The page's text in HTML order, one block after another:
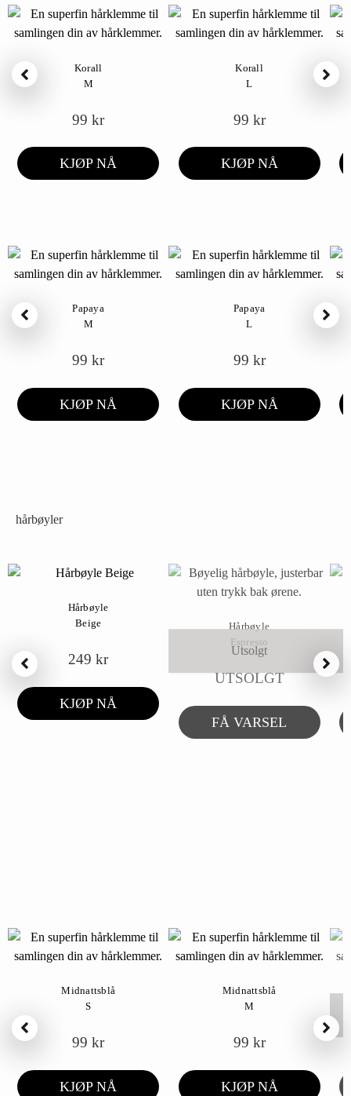
Korall
M
99kr
KJØP NÅ
Korall
L
99 kr
KJØP NÅ
Papaya
M
99kr
KJØP NÅ
Papaya
L
99 kr
KJØP NÅ
hårbøyler
Hårbøyle
Beige
249kr
KJØP NÅ
Utsolgt
Hårbøyle
Espresso
UTSOLGT
FÅ VARSEL
Midnattsblå
S
99kr
KJØP NÅ
Midnattsblå
M
99 kr
KJØP NÅ